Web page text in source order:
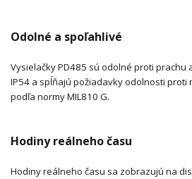
Odolné a spoľahlivé
Vysielačky PD485 sú odolné proti prachu
IP54 a spĺňajú požiadavky odolnosti proti
podľa normy MIL810 G.
Hodiny reálneho času
Hodiny reálneho času sa zobrazujú na